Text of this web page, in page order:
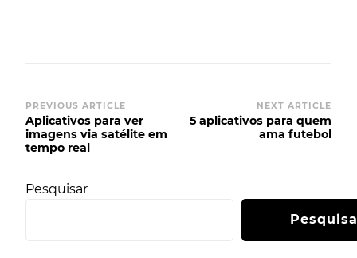
PREVIOUS ARTICLE
Aplicativos para ver
imagens via satélite em
tempo real
NEXT ARTICLE
5 aplicativos para quem
ama futebol
Pesquisar